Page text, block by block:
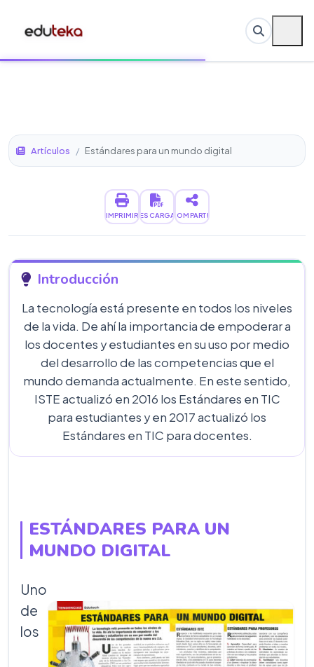
Artículos / Estándares para un mundo digital
IMPRIMIRDESCARGARCOMPARTIR
Introducción
La tecnología está presente en todos los niveles
de la vida. De ahí la importancia de empoderar a
los docentes y estudiantes en su uso por medio
del desarrollo de las competencias que el
mundo demanda actualmente. En este sentido,
ISTE actualizó en 2016 los Estándares en TIC
para estudiantes y en 2017 actualizó los
Estándares en TIC para docentes.
ESTÁNDARES PARA UN
MUNDO DIGITAL
Uno
de
los